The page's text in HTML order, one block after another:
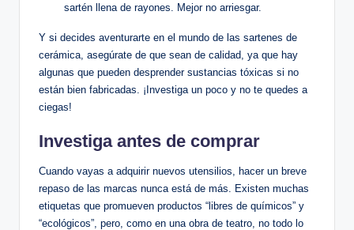
sartén llena de rayones. Mejor no arriesgar.
Y si decides aventurarte en el mundo de las sartenes de
cerámica, asegúrate de que sean de calidad, ya que hay
algunas que pueden desprender sustancias tóxicas si no
están bien fabricadas. ¡Investiga un poco y no te quedes a
ciegas!
Investiga antes de comprar
Cuando vayas a adquirir nuevos utensilios, hacer un breve
repaso de las marcas nunca está de más. Existen muchas
etiquetas que promueven productos “libres de químicos” y
“ecológicos”, pero, como en una obra de teatro, no todo lo